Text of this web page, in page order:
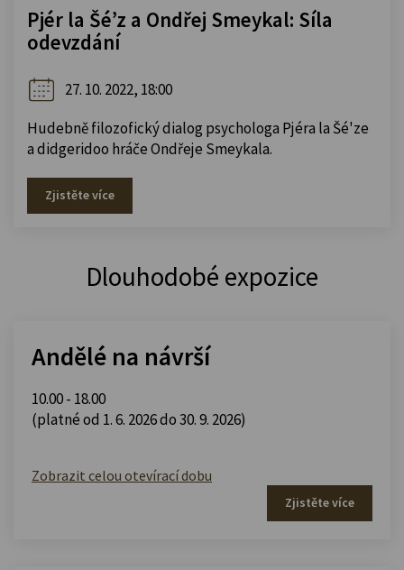
Pjér la Šé’z a Ondřej Smeykal: Síla
odevzdání
27. 10. 2022, 18:00
Hudebně filozofický dialog psychologa Pjéra la Šé'ze
a didgeridoo hráče Ondřeje Smeykala.
Zjistěte více
Dlouhodobé expozice
Andělé na návrší
10.00 - 18.00
(platné od 1. 6. 2026 do 30. 9. 2026)
Zobrazit celou otevírací dobu
Zjistěte více